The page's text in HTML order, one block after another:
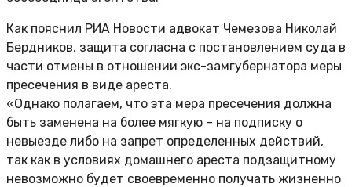
Как пояснил РИА Новости адвокат Чемезова Николай
Бердников, защита согласна с постановлением суда в
части отмены в отношении экс-замгубернатора меры
пресечения в виде ареста.
«Однако полагаем, что эта мера пресечения должна
быть заменена на более мягкую – на подписку о
невыезде либо на запрет определенных действий,
так как в условиях домашнего ареста подзащитному
невозможно будет своевременно получать жизненно